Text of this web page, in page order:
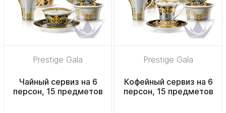
Prestige Gala
Чайный сервиз на 6
персон, 15 предметов
Prestige Gala
Кофейный сервиз на 6
персон, 15 предметов